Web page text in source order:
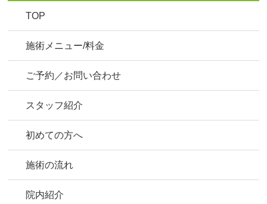
TOP
施術メニュー/料金
ご予約／お問い合わせ
スタッフ紹介
初めての方へ
施術の流れ
院内紹介